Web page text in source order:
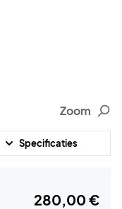
Zoom
Specificaties
280,00 €